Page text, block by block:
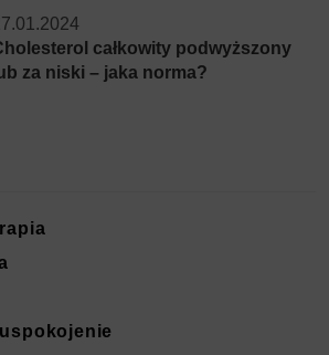
całkowity podwyższony
za niski – jaka norma?